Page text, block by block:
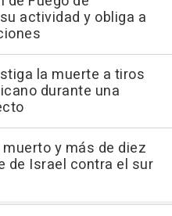
actividad y obliga a
la muerte a tiros
durante una
y más de diez
de Israel contra el sur